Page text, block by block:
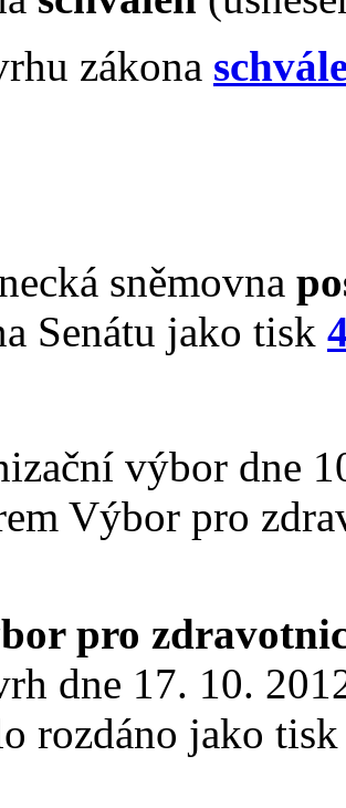
zákona
sněmovna
Senátu jako tisk
výbor dne
Výbor pro
pro
dne 17. 10.
rozdáno jako